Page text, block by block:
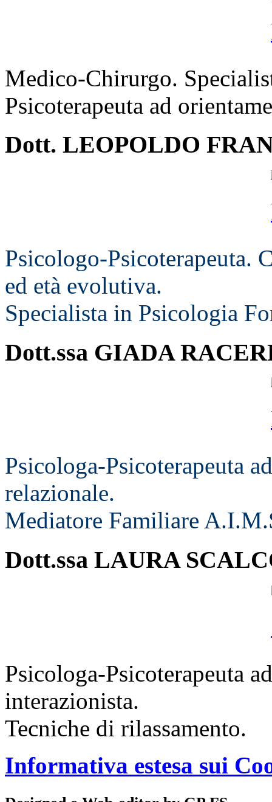
Medico-Chirurgo.
Psicoterapeuta ad
Dott. LEOPOLDO
Psicologo-Psicoterapeuta.
ed età evolutiva.
Specialista in Psicologia
Dott.ssa GIADA
Psicologa-Psicoterapeuta
relazionale.
Mediatore Familiare
Dott.ssa LAURA
Psicologa-Psicoterapeuta
interazionista.
Tecniche di rilassamento.
Informativa estesa sui